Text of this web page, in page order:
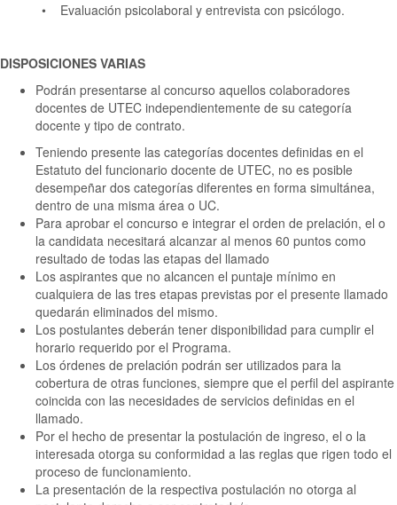
• Evaluación psicolaboral y entrevista con psicólogo.
DISPOSICIONES VARIAS
Podrán presentarse al concurso aquellos colaboradores
docentes de UTEC independientemente de su categoría
docente y tipo de contrato.
Teniendo presente las categorías docentes definidas en el
Estatuto del funcionario docente de UTEC, no es posible
desempeñar dos categorías diferentes en forma simultánea,
dentro de una misma área o UC.
Para aprobar el concurso e integrar el orden de prelación, el o
la candidata necesitará alcanzar al menos 60 puntos como
resultado de todas las etapas del llamado
Los aspirantes que no alcancen el puntaje mínimo en
cualquiera de las tres etapas previstas por el presente llamado
quedarán eliminados del mismo.
Los postulantes deberán tener disponibilidad para cumplir el
horario requerido por el Programa.
Los órdenes de prelación podrán ser utilizados para la
cobertura de otras funciones, siempre que el perfil del aspirante
coincida con las necesidades de servicios definidas en el
llamado.
Por el hecho de presentar la postulación de ingreso, el o la
interesada otorga su conformidad a las reglas que rigen todo el
proceso de funcionamiento.
La presentación de la respectiva postulación no otorga al